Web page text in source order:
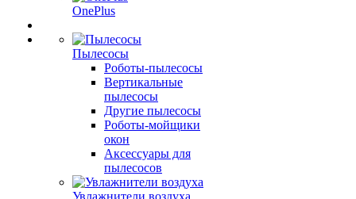
OnePlus
Пылесосы
Роботы-пылесосы
Вертикальные
пылесосы
Другие пылесосы
Роботы-мойщики
окон
Аксессуары для
пылесосов
Увлажнители воздуха